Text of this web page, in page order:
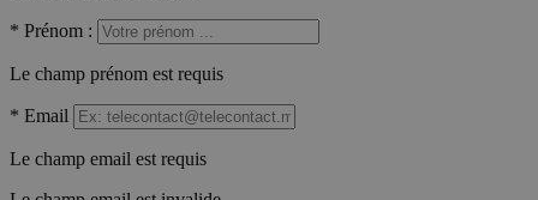
* Prénom :
Le champ prénom est requis
* Email
Le champ email est requis